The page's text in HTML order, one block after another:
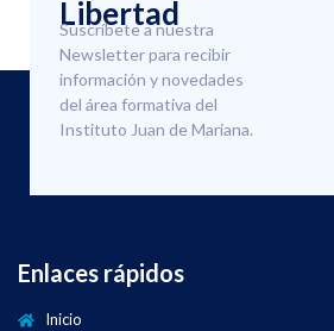
Libertad
Suscríbete a nuestra
Newsletter para recibir
información y novedades
del área formativa del
Instituto Juan de Mariana.
Enlaces rápidos
Inicio